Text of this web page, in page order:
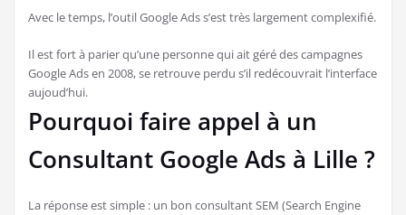
Avec le temps, l’outil Google Ads s’est très largement complexifié.
Il est fort à parier qu’une personne qui ait géré des campagnes
Google Ads en 2008, se retrouve perdu s’il redécouvrait l’interface
aujoud’hui.
Pourquoi faire appel à un
Consultant Google Ads à Lille ?
La réponse est simple : un bon consultant SEM (Search Engine